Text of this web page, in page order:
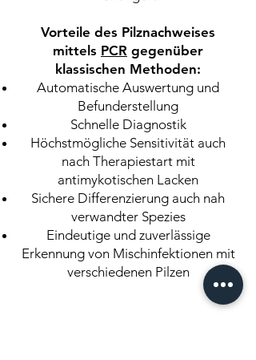
Vorteile des Pilznachweises
mittels PCR gegenüber
klassischen Methoden:
Automatische Auswertung und
Befunderstellung
Schnelle Diagnostik
Höchstmögliche Sensitivität auch
nach Therapiestart mit
antimykotischen Lacken
Sichere Differenzierung auch nah
verwandter Spezies
Eindeutige und zuverlässige
Erkennung von Mischinfektionen mit
verschiedenen Pilzen